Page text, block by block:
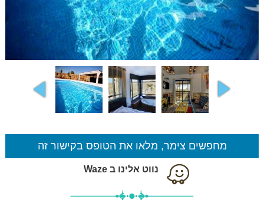
מחפשים צימר, מלאו את הטופס בקישור זה
נווט אלינו ב Waze